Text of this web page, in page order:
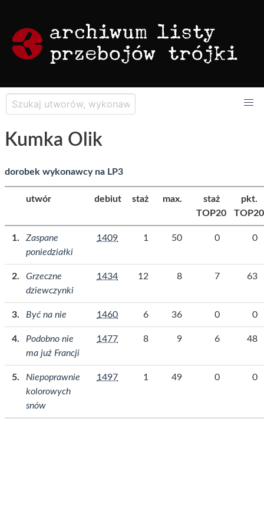
Kumka Olik
dorobek wykonawcy na LP3
utwór debiut staż max.
staż
TOP20
pkt.
TOP20
Zaspane
poniedziałki
1409 1 50 0 0
Grzeczne
dziewczynki
1434 12 8 7 63
Być na nie 1460 6 36 0 0
Podobno nie
ma już Francji
1477 8 9 6 48
Niepoprawnie
kolorowych
snów
1497 1 49 0 0